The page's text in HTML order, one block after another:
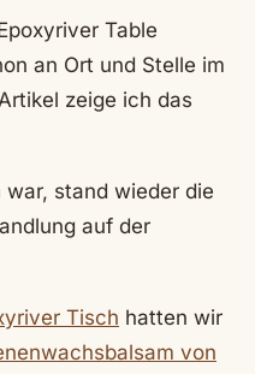
Table
an Ort und Stelle im
zeige ich das
stand wieder die
auf der
Tisch hatten wir
von